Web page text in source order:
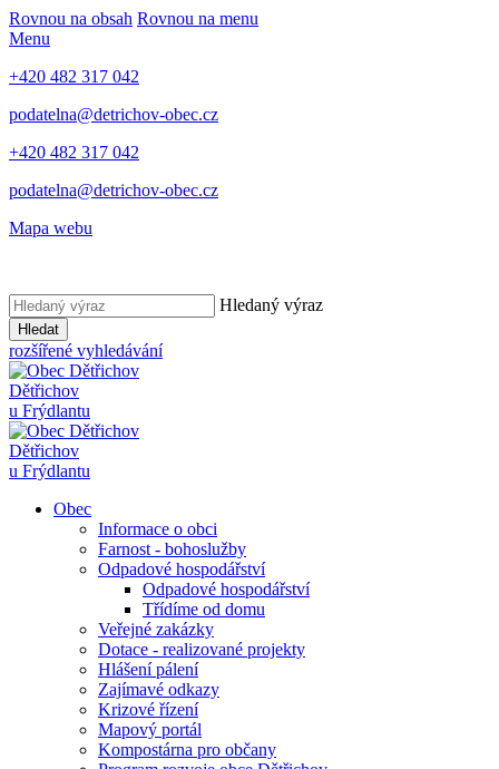
Rovnou na obsah Rovnou na menu
Menu
+420 482 317 042
podatelna@detrichov-obec.cz
+420 482 317 042
podatelna@detrichov-obec.cz
Mapa webu
Hledaný výraz
Hledat
rozšířené vyhledávání
Dětřichov
u Frýdlantu
Dětřichov
u Frýdlantu
Obec
Informace o obci
Farnost - bohoslužby
Odpadové hospodářství
Odpadové hospodářství
Třídíme od domu
Veřejné zakázky
Dotace - realizované projekty
Hlášení pálení
Zajímavé odkazy
Krizové řízení
Mapový portál
Kompostárna pro občany